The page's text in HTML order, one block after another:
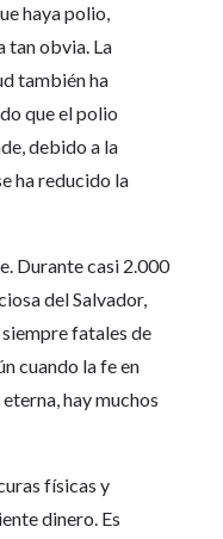
haya polio,
tan obvia. La
también ha
que el polio
debido a la
ha reducido la
Durante casi 2.000
del Salvador,
fatales de
cuando la fe en
hay muchos
físicas y
dinero. Es